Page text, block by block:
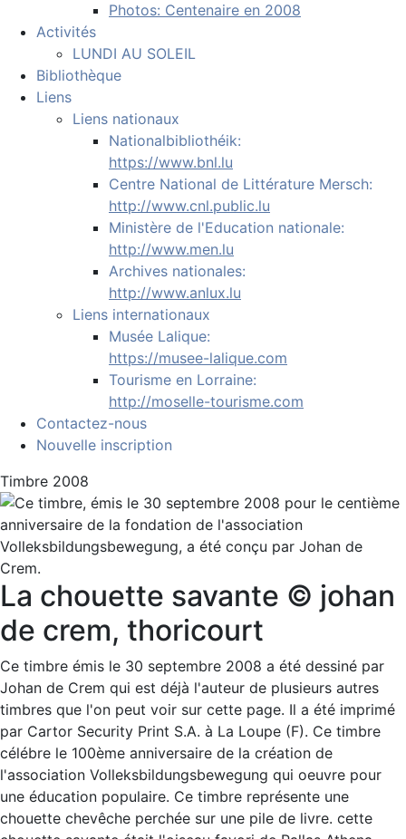
Photos: Centenaire en 2008
Activités
LUNDI AU SOLEIL
Bibliothèque
Liens
Liens nationaux
Nationalbibliothéik:
https://www.bnl.lu
Centre National de Littérature Mersch:
http://www.cnl.public.lu
Ministère de l'Education nationale:
http://www.men.lu
Archives nationales:
http://www.anlux.lu
Liens internationaux
Musée Lalique:
https://musee-lalique.com
Tourisme en Lorraine:
http://moselle-tourisme.com
Contactez-nous
Nouvelle inscription
Timbre 2008
La chouette savante © johan
de crem, thoricourt
Ce timbre émis le 30 septembre 2008 a été dessiné par
Johan de Crem qui est déjà l'auteur de plusieurs autres
timbres que l'on peut voir sur cette page. Il a été imprimé
par Cartor Security Print S.A. à La Loupe (F). Ce timbre
célébre le 100ème anniversaire de la création de
l'association Volleksbildungsbewegung qui oeuvre pour
une éducation populaire. Ce timbre représente une
chouette chevêche perchée sur une pile de livre. cette